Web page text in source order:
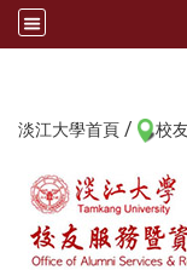
淡江大學首頁 / 校